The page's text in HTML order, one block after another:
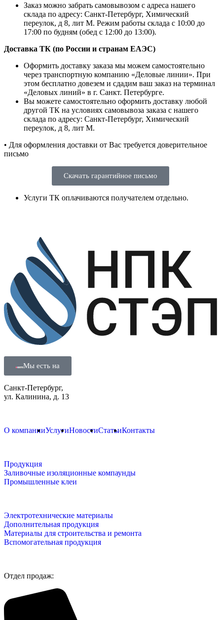
Заказ можно забрать самовывозом с адреса нашего
склада по адресу: Санкт-Петербург, Химический
переулок, д 8, лит М. Режим работы склада с 10:00 до
17:00 по будням (обед с 12:00 до 13:00).
Доставка ТК (по России и странам ЕАЭС)
Оформить доставку заказа мы можем самостоятельно
через транспортную компанию «Деловые линии». При
этом бесплатно довезем и сдадим ваш заказ на терминал
«Деловых линий» в г. Санкт. Петербурге.
Вы можете самостоятельно оформить доставку любой
другой ТК на условиях самовывоза заказа с нашего
склада по адресу: Санкт-Петербург, Химический
переулок, д 8, лит М.
• Для оформления доставки от Вас требуется доверительное
письмо
Скачать гарантийное письмо
Услуги ТК оплачиваются получателем отдельно.
Мы есть на
Санкт-Петербург,
ул. Калинина, д. 13
О компанииУслугиНовостиСтатьиКонтакты
Продукция
Заливочные изоляционные компаунды
Промышленные клеи
Электротехнические материалы
Дополнительная продукция
Материалы для строительства и ремонта
Вспомогательная продукция
Отдел продаж: